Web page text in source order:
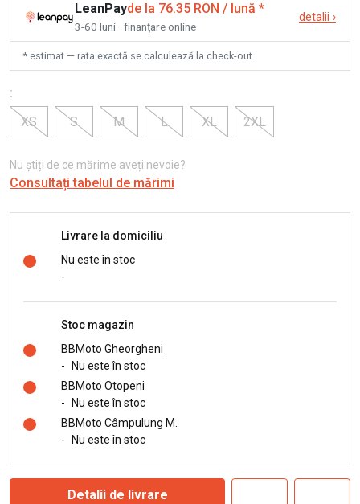
LeanPayde la 76.35 RON / lună *
3-60 luni · finanțare online
detalii ›
* estimat — rata exactă se calculează la check-out
:
XS
S M L XL 2XL
Nu știți de ce mărime aveți nevoie?
Consultați tabelul de mărimi
Livrare la domiciliu
Nu este în stoc
-
Stoc magazin
BBMoto Gheorgheni
-
Nu este în stoc
BBMoto Otopeni
-
Nu este în stoc
BBMoto Câmpulung M.
-
Nu este în stoc
Detalii de livrare